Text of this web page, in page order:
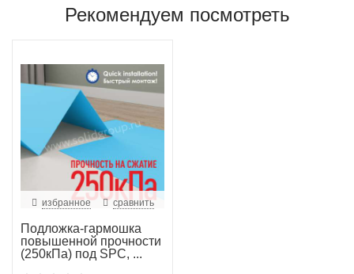
Рекомендуем посмотреть
избранное сравнить
Подложка-гармошка
повышенной прочности
(250кПа) под SPC, ...